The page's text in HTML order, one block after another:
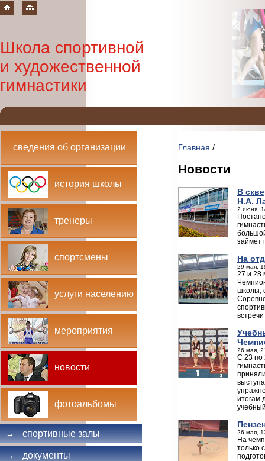
Школа спортивной
и художественной
гимнастики
сведения об организации
история школы
тренеры
спортсмены
услуги населению
мероприятия
новости
фотоальбомы
→ спортивные залы
→ документы
Главная /
Новости
В
Н.А.
2 июня,
займет
На
29 мая,
27 и 28
школы,
26 мая,
С 23 по
итогам
26 мая,
На
только